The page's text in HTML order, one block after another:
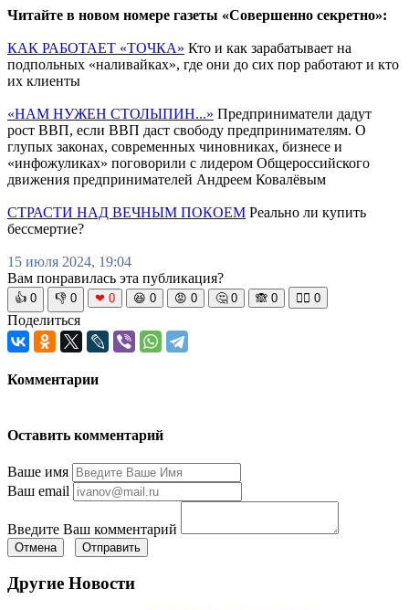
Читайте в новом номере газеты «Совершенно секретно»:
КАК РАБОТАЕТ «ТОЧКА» Кто и как зарабатывает на
подпольных «наливайках», где они до сих пор работают и кто
их клиенты
«НАМ НУЖЕН СТОЛЫПИН...» Предприниматели дадут
рост ВВП, если ВВП даст свободу предпринимателям. О
глупых законах, современных чиновниках, бизнесе и
«инфожуликах» поговорили с лидером Общероссийского
движения предпринимателей Андреем Ковалёвым
СТРАСТИ НАД ВЕЧНЫМ ПОКОЕМ Реально ли купить
бессмертие?
15 июля 2024, 19:04
Вам понравилась эта публикация?
👍 0 👎 0 ❤ 0 😆 0 😡 0 🤔 0 🙈 0 🧘‍♀️ 0
Поделиться
Комментарии
Оставить комментарий
Ваше имя
Ваш email
Введите Ваш комментарий
Отмена Отправить
Другие Новости